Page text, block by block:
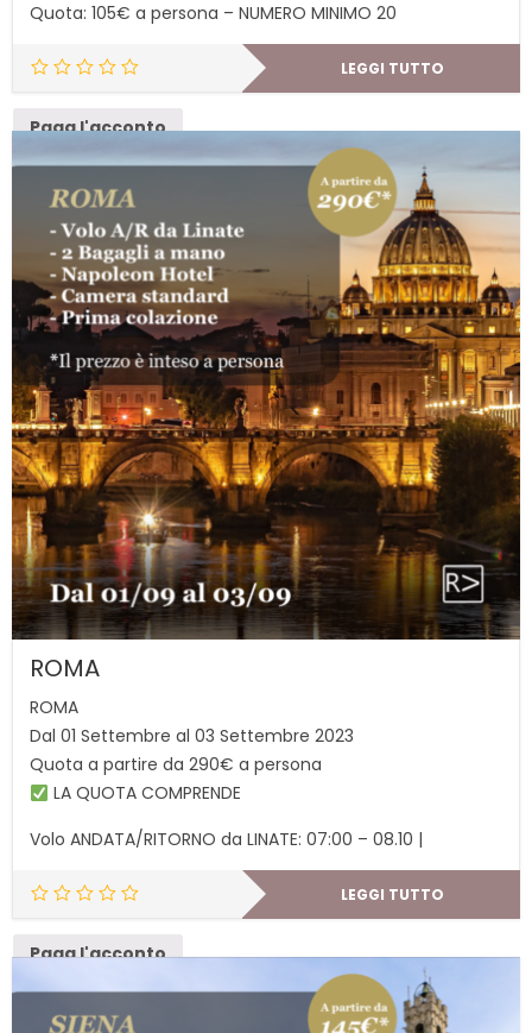
Quota: 105€ a persona – NUMERO MINIMO 20
LEGGI TUTTO
Paga l'acconto
ROMA
ROMA
Dal 01 Settembre al 03 Settembre 2023
Quota a partire da 290€ a persona
LA QUOTA COMPRENDE
Volo ANDATA/RITORNO da LINATE: 07:00 – 08.10 |
LEGGI TUTTO
Paga l'acconto